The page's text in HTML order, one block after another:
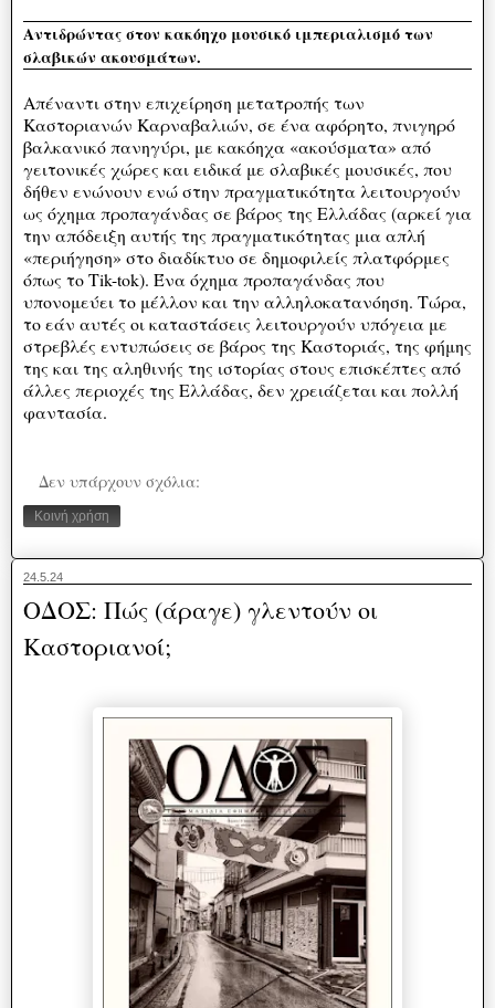
Αντιδρώντας στον κακόηχο μουσικό ιμπεριαλισμό των
σλαβικών ακουσμάτων.
Απέναντι στην επιχείρηση μετατροπής των
Καστοριανών Καρναβαλιών, σε ένα αφόρητο, πνιγηρό
βαλκανικό πανηγύρι, με κακόηχα «ακούσματα» από
γειτονικές χώρες και ειδικά με σλαβικές μουσικές, που
δήθεν ενώνουν ενώ στην πραγματικότητα λειτουργούν
ως όχημα προπαγάνδας σε βάρος της Ελλάδας (αρκεί για
την απόδειξη αυτής της πραγματικότητας μια απλή
«περιήγηση» στο διαδίκτυο σε δημοφιλείς πλατφόρμες
όπως το Tik-tok). Ένα όχημα προπαγάνδας που
υπονομεύει το μέλλον και την αλληλοκατανόηση. Τώρα,
το εάν αυτές οι καταστάσεις λειτουργούν υπόγεια με
στρεβλές εντυπώσεις σε βάρος της Καστοριάς, της φήμης
της και της αληθινής της ιστορίας στους επισκέπτες από
άλλες περιοχές της Ελλάδας, δεν χρειάζεται και πολλή
φαντασία.
Δεν υπάρχουν σχόλια:
Κοινή χρήση
24.5.24
ΟΔΟΣ: Πώς (άραγε) γλεντούν οι
Καστοριανοί;